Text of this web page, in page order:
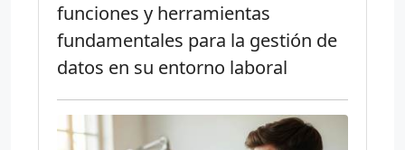
funciones y herramientas
fundamentales para la gestión de
datos en su entorno laboral